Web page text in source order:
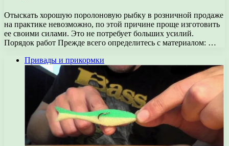
Отыскать хорошую поролоновую рыбку в розничной продаже
на практике невозможно, по этой причине проще изготовить
ее своими силами. Это не потребует больших усилий.
Порядок работ Прежде всего определитесь с материалом: …
Привады и прикормки